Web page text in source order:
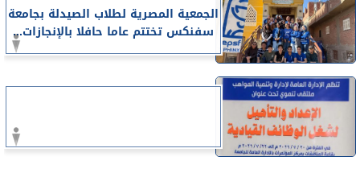
الجمعية المصرية لطلاب الصيدلة بجامعة
سفنكس تختتم عاما حافلا بالإنجازات...